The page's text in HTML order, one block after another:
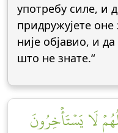
употребу силе, и
придружујете
није објавио, и
што не знате.“
لَا يَسۡتَأۡخِرُونَ